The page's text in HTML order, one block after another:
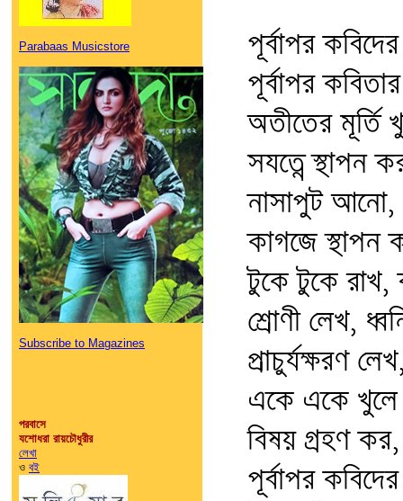
Parabaas Musicstore
Subscribe to Magazines
পরবাসে
যশোধরা রায়চৌধুরীর
লেখা
ও বই
পূর্বাপর
পূর্বাপর
অতীতের মূর্তি
সযত্নে স্থাপন
নাসাপুট
কাগজে স্থাপন
টুকে টুকে রাখ,
শ্রোণী লেখ,
প্রাচুর্যক্ষরণ
একে একে
বিষয় গ্রহণ
পূর্বাপর